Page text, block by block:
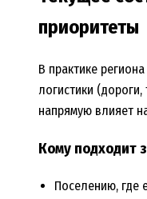
приоритеты
В практике
логистики
напрямую влияет
Кому подходит
Поселению, где